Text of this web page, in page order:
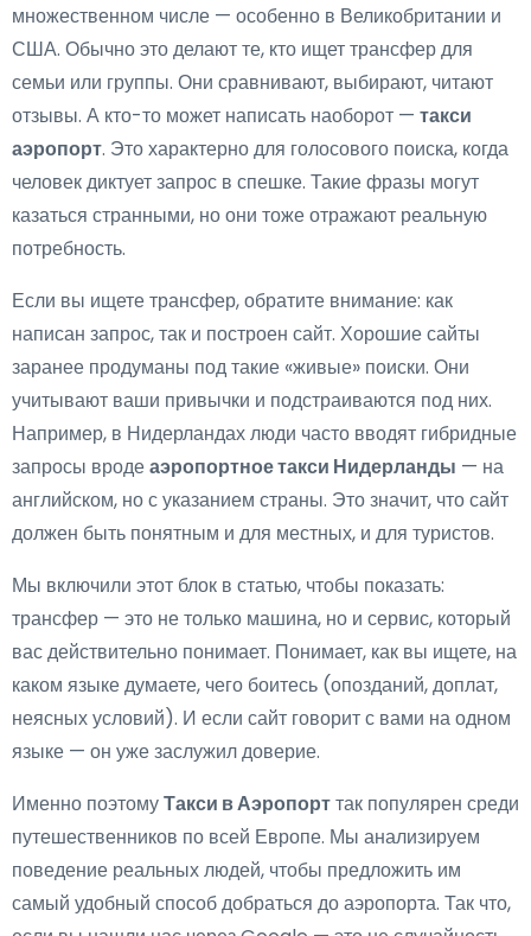
множественном числе — особенно в Великобритании и
США. Обычно это делают те, кто ищет трансфер для
семьи или группы. Они сравнивают, выбирают, читают
отзывы. А кто-то может написать наоборот — такси
аэропорт. Это характерно для голосового поиска, когда
человек диктует запрос в спешке. Такие фразы могут
казаться странными, но они тоже отражают реальную
потребность.
Если вы ищете трансфер, обратите внимание: как
написан запрос, так и построен сайт. Хорошие сайты
заранее продуманы под такие «живые» поиски. Они
учитывают ваши привычки и подстраиваются под них.
Например, в Нидерландах люди часто вводят гибридные
запросы вродеаэропортное такси Нидерланды — на
английском, но с указанием страны. Это значит, что сайт
должен быть понятным и для местных, и для туристов.
Мы включили этот блок в статью, чтобы показать:
трансфер — это не только машина, но и сервис, который
вас действительно понимает. Понимает, как вы ищете, на
каком языке думаете, чего боитесь (опозданий, доплат,
неясных условий). И если сайт говорит с вами на одном
языке — он уже заслужил доверие.
Именно поэтомуТакси в Аэропорттак популярен среди
путешественников по всей Европе. Мы анализируем
поведение реальных людей, чтобы предложить им
самый удобный способ добраться до аэропорта. Так что,